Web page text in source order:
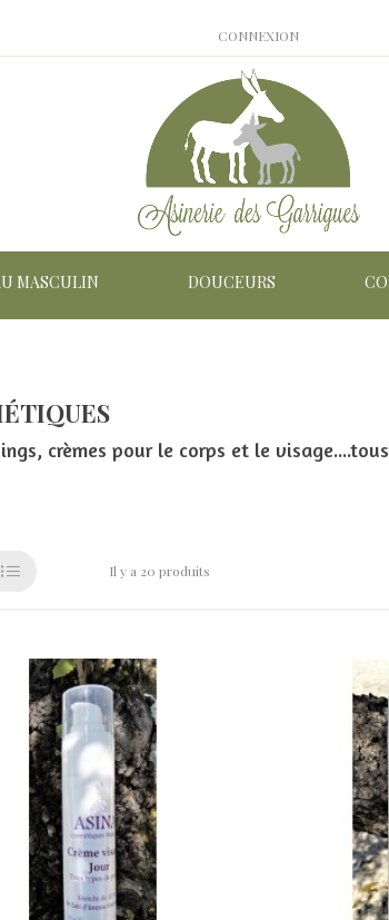
CONNEXION
MASCULIN DOUCEURS
crèmes pour le corps et le
Il y a 20 produits